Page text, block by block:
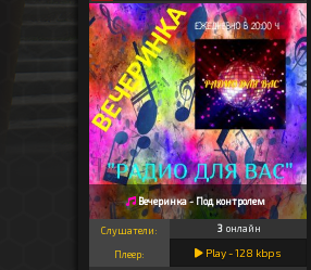
Вечеринка - Под контролем
Слушатели: 3 онлайн
Плеер: Play -128 kbps